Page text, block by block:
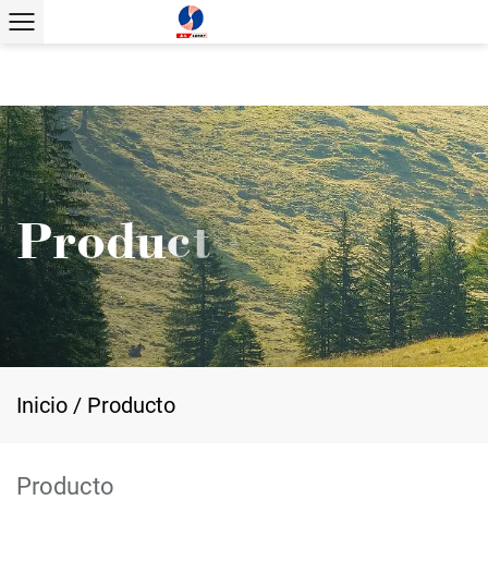
Inicio / Producto
Producto